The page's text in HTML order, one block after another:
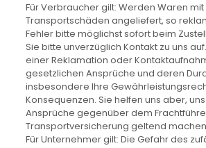
Für Verbraucher gilt: Werden Waren
Transportschäden angeliefert, so
Fehler bitte möglichst sofort beim
Sie bitte unverzüglich Kontakt zu uns
einer Reklamation oder
gesetzlichen Ansprüche und deren
insbesondere Ihre
Konsequenzen. Sie helfen uns aber,
Ansprüche gegenüber dem
Transportversicherung geltend
Für Unternehmer gilt: Die Gefahr des